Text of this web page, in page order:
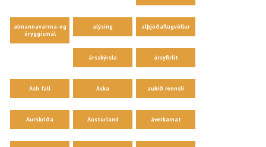
almannavarrna-og
öryggismál
alýsing alþjóðaflugvöllur
ársskýrsla ársyfirlit
Ash fall Aska aukið rennsli
Aurskriða Austurland áverkamat